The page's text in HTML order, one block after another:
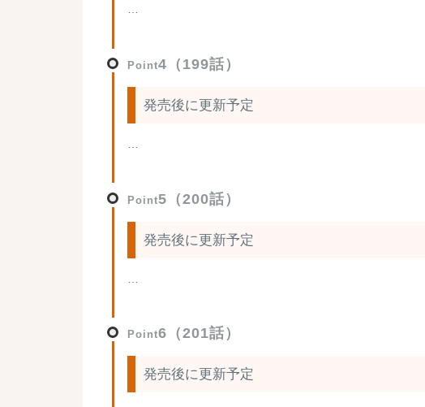
…
Point4（199話）
発売後に更新予定
Point5（200話）
発売後に更新予定
Point6（201話）
発売後に更新予定